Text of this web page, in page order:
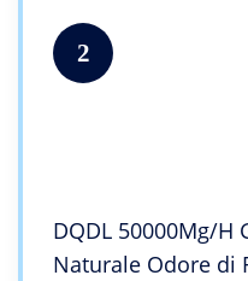
2
DQDL 50000Mg/H
Naturale Odore di